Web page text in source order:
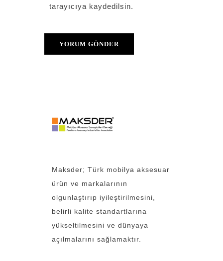
tarayıcıya kaydedilsin.
Maksder; Türk mobilya aksesuar
ürün ve markalarının
olgunlaştırıp iyileştirilmesini,
belirli kalite standartlarına
yükseltilmesini ve dünyaya
açılmalarını sağlamaktır.